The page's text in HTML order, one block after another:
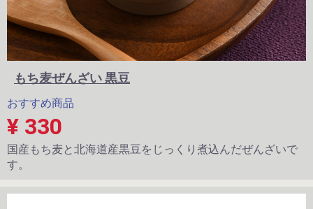
もち麦ぜんざい 黒豆
おすすめ商品
¥ 330
国産もち麦と北海道産黒豆をじっくり煮込んだぜんざいで
す。